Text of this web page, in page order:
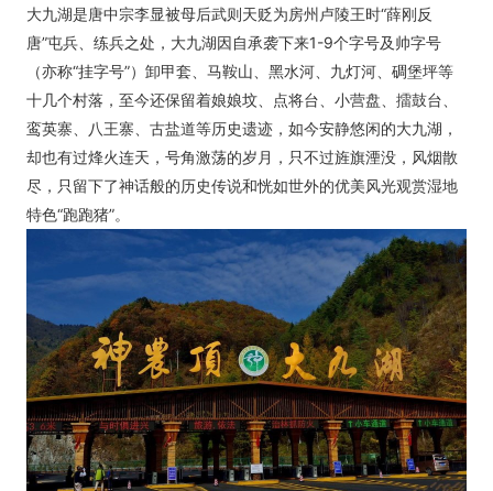
大九湖是唐中宗李显被母后武则天贬为房州卢陵王时“薛刚反
唐”屯兵、练兵之处，大九湖因自承袭下来1-9个字号及帅字号
（亦称“挂字号”）卸甲套、马鞍山、黑水河、九灯河、碉堡坪等
十几个村落，至今还保留着娘娘坟、点将台、小营盘、擂鼓台、
鸾英寨、八王寨、古盐道等历史遗迹，如今安静悠闲的大九湖，
却也有过烽火连天，号角激荡的岁月，只不过旌旗湮没，风烟散
尽，只留下了神话般的历史传说和恍如世外的优美风光观赏湿地
特色“跑跑猪”。